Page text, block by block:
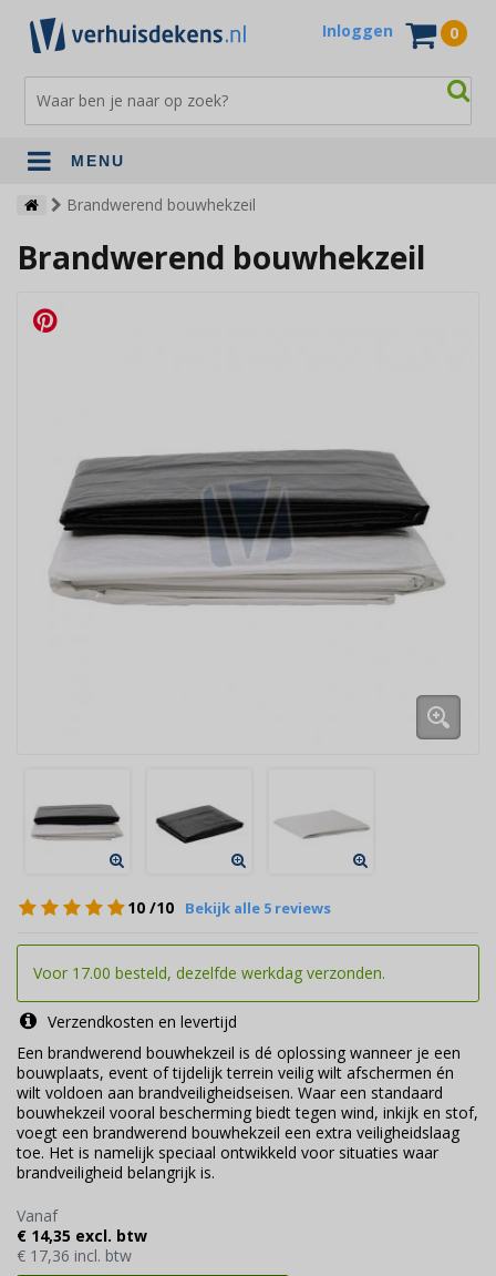
Inloggen 0
MENU
Verhuisdekens
Opslagdekens
Andere verhuismaterialen
Brandwerend bouwhekzeil
Brandwerend bouwhekzeil
10 /10 Bekijk alle 5 reviews
Voor 17.00 besteld, dezelfde werkdag verzonden.
Verzendkosten en levertijd
Een brandwerend bouwhekzeil is dé oplossing wanneer je een
bouwplaats, event of tijdelijk terrein veilig wilt afschermen én
wilt voldoen aan brandveiligheidseisen. Waar een standaard
bouwhekzeil vooral bescherming biedt tegen wind, inkijk en stof,
voegt een brandwerend bouwhekzeil een extra veiligheidslaag
toe. Het is namelijk speciaal ontwikkeld voor situaties waar
brandveiligheid belangrijk is.
Vanaf
€ 14,35 excl. btw
€ 17,36 incl. btw